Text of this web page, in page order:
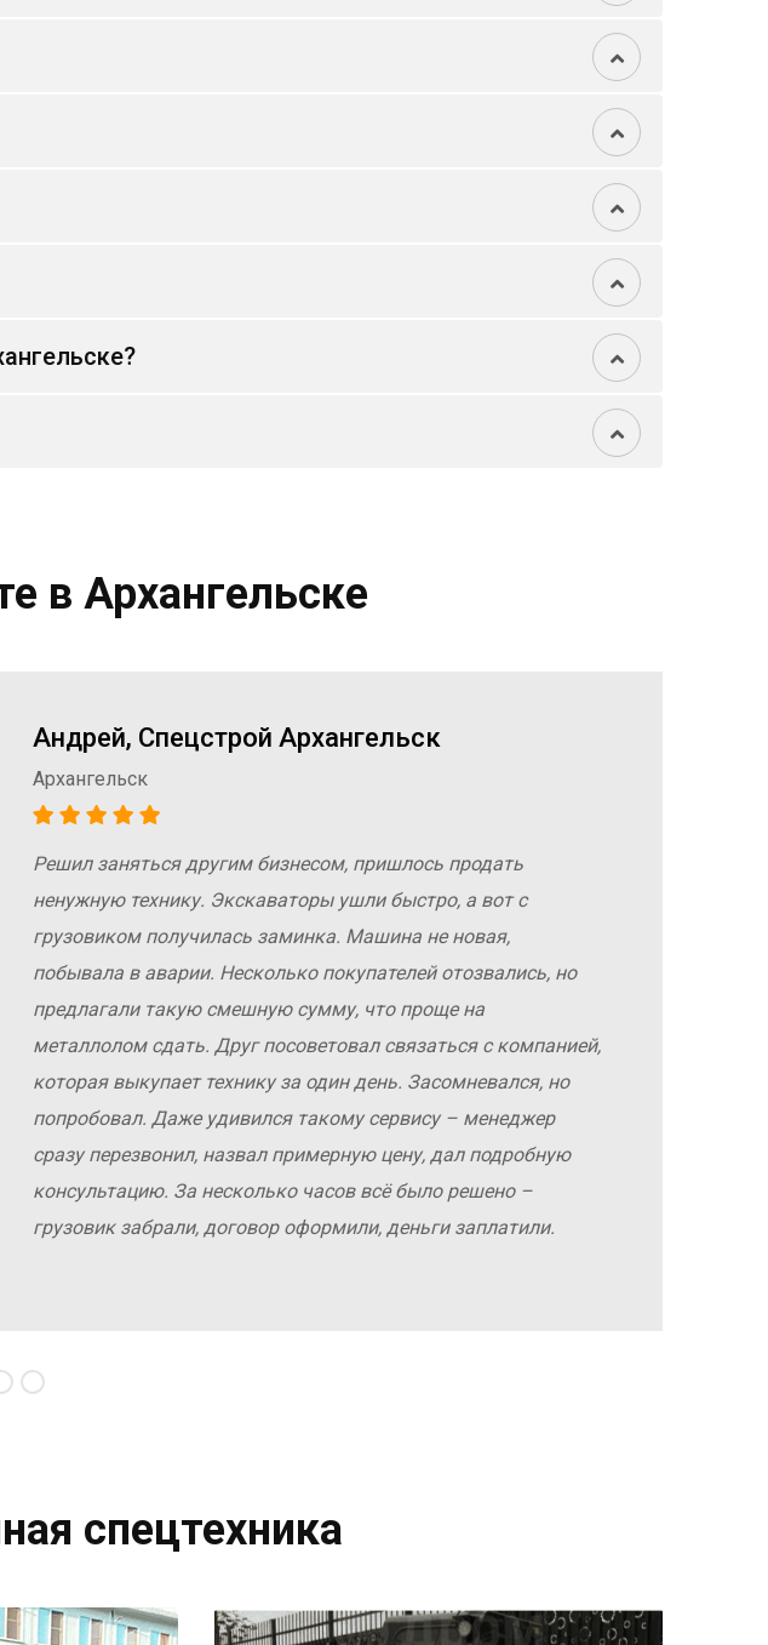
в Архангельске
Андрей, Спецстрой Архангельск
Архангельск
Решил заняться другим бизнесом, пришлось продать
ненужную технику. Экскаваторы ушли быстро, а вот с
грузовиком получилась заминка. Машина не новая,
побывала в аварии. Несколько покупателей отозвались, но
предлагали такую смешную сумму, что проще на
металлолом сдать. Друг посоветовал связаться с компанией,
которая выкупает технику за один день. Засомневался, но
попробовал. Даже удивился такому сервису – менеджер
сразу перезвонил, назвал примерную цену, дал подробную
консультацию. За несколько часов всё было решено –
грузовик забрали, договор оформили, деньги заплатили.
спецтехника